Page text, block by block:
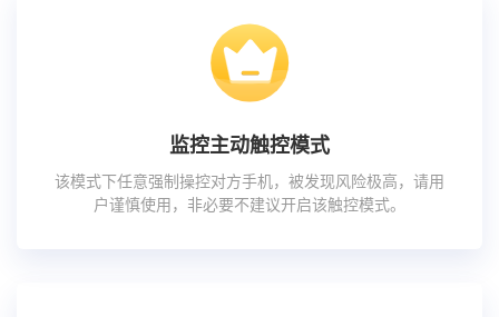
监控主动触控模式
该模式下任意强制操控对方手机，被发现风险极高，请用
户谨慎使用，非必要不建议开启该触控模式。